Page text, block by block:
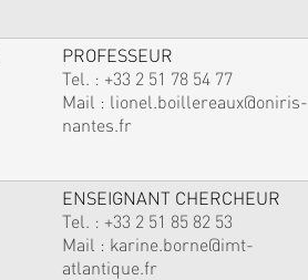
PROFESSEUR
Tel. : +33 2 51 78 54 77
Mail : lionel.boillereaux@oniris-
nantes.fr
ENSEIGNANT CHERCHEUR
Tel. : +33 2 51 85 82 53
Mail : karine.borne@imt-
atlantique.fr